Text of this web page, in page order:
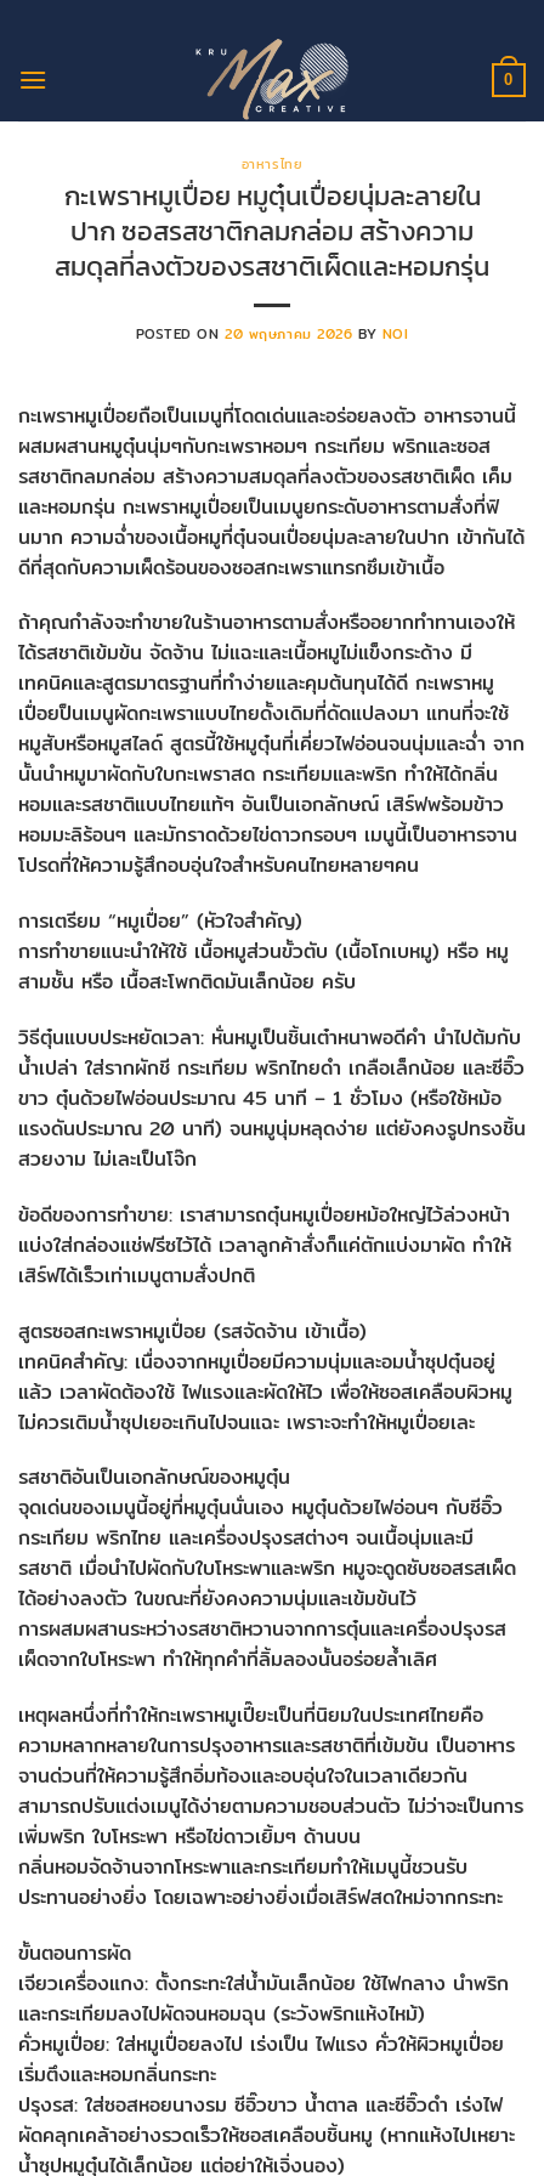
ยัง
0
อาหารไทย
กะเพราหมูเปื่อย หมูตุ๋นเปื่อยนุ่มละลายใน
ปาก ซอสรสชาติกลมกล่อม สร้างความ
สมดุลที่ลงตัวของรสชาติเผ็ดและหอมกรุ่น
POSTED ON20 พฤษภาคม 2026 BY NOI
กะเพราหมูเปื่อยถือเป็นเมนูที่โดดเด่นและอร่อยลงตัว อาหารจานนี้
ผสมผสานหมูตุ๋นนุ่มๆกับกะเพราหอมๆ กระเทียม พริกและซอส
รสชาติกลมกล่อม สร้างความสมดุลที่ลงตัวของรสชาติเผ็ด เค็ม
และหอมกรุ่น กะเพราหมูเปื่อยเป็นเมนูยกระดับอาหารตามสั่งที่ฟิ
นมาก ความฉ่ำของเนื้อหมูที่ตุ๋นจนเปื่อยนุ่มละลายในปาก เข้ากันได้
ดีที่สุดกับความเผ็ดร้อนของซอสกะเพราแทรกซึมเข้าเนื้อ
ถ้าคุณกำลังจะทำขายในร้านอาหารตามสั่งหรืออยากทำทานเองให้
ได้รสชาติเข้มข้น จัดจ้าน ไม่แฉะและเนื้อหมูไม่แข็งกระด้าง มี
เทคนิคและสูตรมาตรฐานที่ทำง่ายและคุมต้นทุนได้ดี กะเพราหมู
เปื่อยป็นเมนูผัดกะเพราแบบไทยดั้งเดิมที่ดัดแปลงมา แทนที่จะใช้
หมูสับหรือหมูสไลด์ สูตรนี้ใช้หมูตุ๋นที่เคี่ยวไฟอ่อนจนนุ่มและฉ่ำ จาก
นั้นนำหมูมาผัดกับใบกะเพราสด กระเทียมและพริก ทำให้ได้กลิ่น
หอมและรสชาติแบบไทยแท้ๆ อันเป็นเอกลักษณ์ เสิร์ฟพร้อมข้าว
หอมมะลิร้อนๆ และมักราดด้วยไข่ดาวกรอบๆ เมนูนี้เป็นอาหารจาน
โปรดที่ให้ความรู้สึกอบอุ่นใจสำหรับคนไทยหลายๆคน
การเตรียม “หมูเปื่อย” (หัวใจสำคัญ)
การทำขายแนะนำให้ใช้ เนื้อหมูส่วนขั้วตับ (เนื้อโกเบหมู) หรือ หมู
สามชั้น หรือ เนื้อสะโพกติดมันเล็กน้อย ครับ
วิธีตุ๋นแบบประหยัดเวลา: หั่นหมูเป็นชิ้นเต๋าหนาพอดีคำ นำไปต้มกับ
น้ำเปล่า ใส่รากผักชี กระเทียม พริกไทยดำ เกลือเล็กน้อย และซีอิ๊ว
ขาว ตุ๋นด้วยไฟอ่อนประมาณ 45 นาที – 1 ชั่วโมง (หรือใช้หม้อ
แรงดันประมาณ 20 นาที) จนหมูนุ่มหลุดง่าย แต่ยังคงรูปทรงชิ้น
สวยงาม ไม่เละเป็นโจ๊ก
ข้อดีของการทำขาย: เราสามารถตุ๋นหมูเปื่อยหม้อใหญ่ไว้ล่วงหน้า
แบ่งใส่กล่องแช่ฟรีซไว้ได้ เวลาลูกค้าสั่งก็แค่ตักแบ่งมาผัด ทำให้
เสิร์ฟได้เร็วเท่าเมนูตามสั่งปกติ
สูตรซอสกะเพราหมูเปื่อย (รสจัดจ้าน เข้าเนื้อ)
เทคนิคสำคัญ: เนื่องจากหมูเปื่อยมีความนุ่มและอมน้ำซุปตุ๋นอยู่
แล้ว เวลาผัดต้องใช้ ไฟแรงและผัดให้ไว เพื่อให้ซอสเคลือบผิวหมู
ไม่ควรเติมน้ำซุปเยอะเกินไปจนแฉะ เพราะจะทำให้หมูเปื่อยเละ
รสชาติอันเป็นเอกลักษณ์ของหมูตุ๋น
จุดเด่นของเมนูนี้อยู่ที่หมูตุ๋นนั่นเอง หมูตุ๋นด้วยไฟอ่อนๆ กับซีอิ๊ว
กระเทียม พริกไทย และเครื่องปรุงรสต่างๆ จนเนื้อนุ่มและมี
รสชาติ เมื่อนำไปผัดกับใบโหระพาและพริก หมูจะดูดซับซอสรสเผ็ด
ได้อย่างลงตัว ในขณะที่ยังคงความนุ่มและเข้มข้นไว้
การผสมผสานระหว่างรสชาติหวานจากการตุ๋นและเครื่องปรุงรส
เผ็ดจากใบโหระพา ทำให้ทุกคำที่ลิ้มลองนั้นอร่อยล้ำเลิศ
เหตุผลหนึ่งที่ทำให้กะเพราหมูเปี๊ยะเป็นที่นิยมในประเทศไทยคือ
ความหลากหลายในการปรุงอาหารและรสชาติที่เข้มข้น เป็นอาหาร
จานด่วนที่ให้ความรู้สึกอิ่มท้องและอบอุ่นใจในเวลาเดียวกัน
สามารถปรับแต่งเมนูได้ง่ายตามความชอบส่วนตัว ไม่ว่าจะเป็นการ
เพิ่มพริก ใบโหระพา หรือไข่ดาวเยิ้มๆ ด้านบน
กลิ่นหอมจัดจ้านจากโหระพาและกระเทียมทำให้เมนูนี้ชวนรับ
ประทานอย่างยิ่ง โดยเฉพาะอย่างยิ่งเมื่อเสิร์ฟสดใหม่จากกระทะ
ขั้นตอนการผัด
เจียวเครื่องแกง: ตั้งกระทะใส่น้ำมันเล็กน้อย ใช้ไฟกลาง นำพริก
และกระเทียมลงไปผัดจนหอมฉุน (ระวังพริกแห้งไหม้)
คั่วหมูเปื่อย: ใส่หมูเปื่อยลงไป เร่งเป็น ไฟแรง คั่วให้ผิวหมูเปื่อย
เริ่มตึงและหอมกลิ่นกระทะ
ปรุงรส: ใส่ซอสหอยนางรม ซีอิ๊วขาว น้ำตาล และซีอิ๊วดำ เร่งไฟ
ผัดคลุกเคล้าอย่างรวดเร็วให้ซอสเคลือบชิ้นหมู (หากแห้งไปเหยาะ
น้ำซุปหมูตุ๋นได้เล็กน้อย แต่อย่าให้เจิ่งนอง)